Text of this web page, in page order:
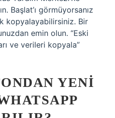
Başlat’ı görmüyorsanız
kopyalayabilirsiniz. Bir
emin olun. “Eski
ve verileri kopyala”
YENI